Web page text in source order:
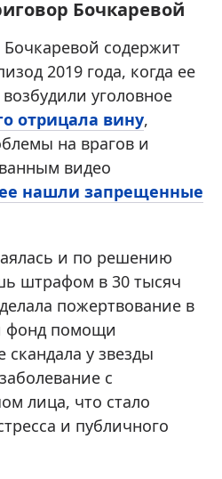
Бочкаревой
содержит
2019 года, когда ее
уголовное
отрицала вину,
на врагов и
видео
нашли запрещенные
и по решению
штрафом в 30 тысяч
пожертвование в
фонд помощи
у звезды
с
лица, что стало
и публичного